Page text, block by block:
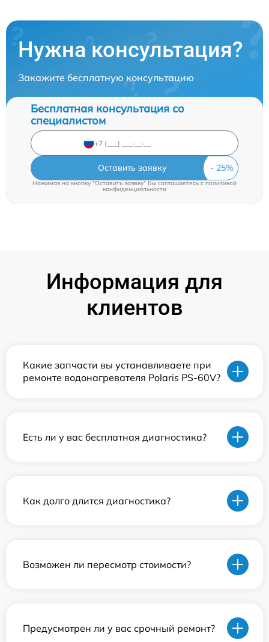
Нужна консультация?
Закажите бесплатную консультацию
Бесплатная консультация со
специалистом
Оставить заявку
Нажимая на кнопку "Оставить заявку" Вы соглашаетесь cполитикой
конфиденциальности
Информация для
клиентов
Какие запчасти вы устанавливаете при
ремонте водонагревателя Polaris PS-60V?
Есть ли у вас бесплатная диагностика?
Как долго длится диагностика?
Возможен ли пересмотр стоимости?
Предусмотрен ли у вас срочный ремонт?